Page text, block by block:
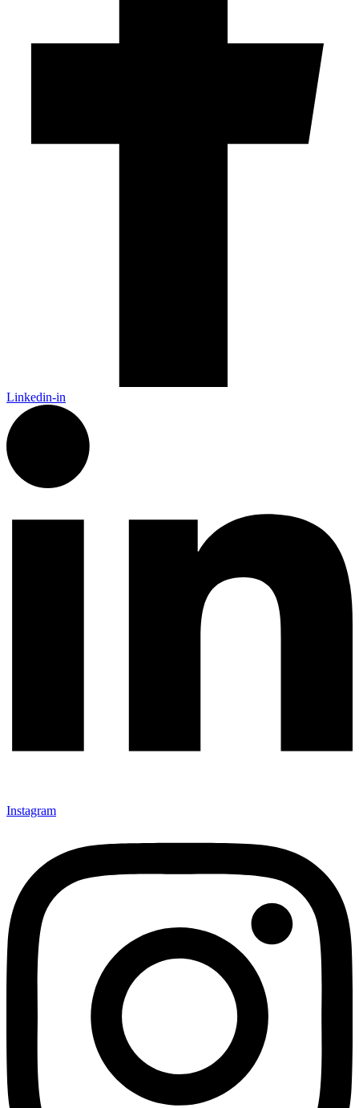
Linkedin-in
Instagram